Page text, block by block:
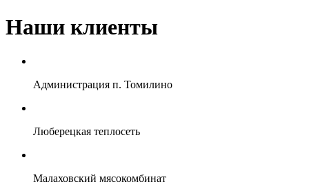
Наши клиенты
Администрация п. Томилино
Люберецкая теплосеть
Малаховский мясокомбинат